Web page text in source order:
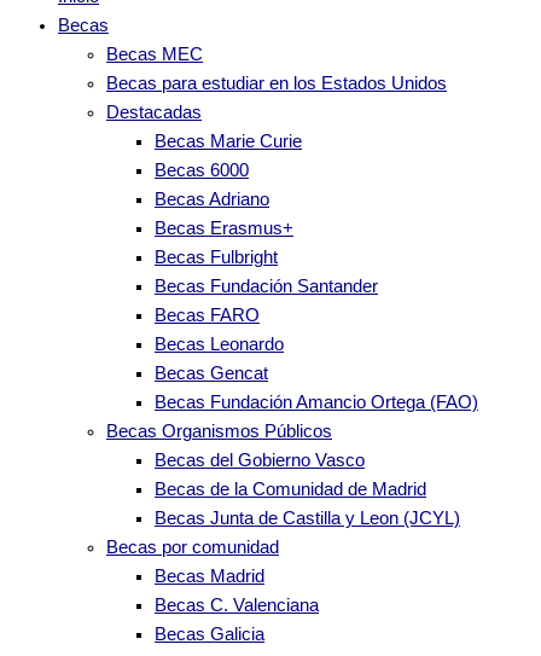
Becas
Becas MEC
Becas para estudiar en los Estados Unidos
Destacadas
Becas Marie Curie
Becas 6000
Becas Adriano
Becas Erasmus+
Becas Fulbright
Becas Fundación Santander
Becas FARO
Becas Leonardo
Becas Gencat
Becas Fundación Amancio Ortega (FAO)
Becas Organismos Públicos
Becas del Gobierno Vasco
Becas de la Comunidad de Madrid
Becas Junta de Castilla y Leon (JCYL)
Becas por comunidad
Becas Madrid
Becas C. Valenciana
Becas Galicia